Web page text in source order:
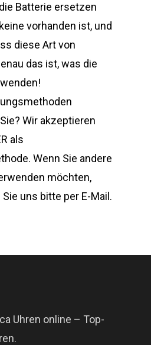
Batterie ersetzen
vorhanden ist, und
diese Art von
das ist, was die
Wir akzeptieren
als
Wenn Sie andere
möchten,
uns bitte per E-Mail.
Uhren online – Top-